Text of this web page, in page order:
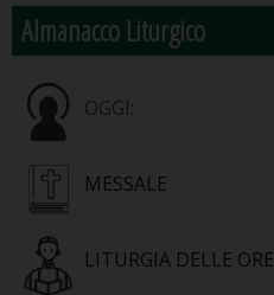
Almanacco Liturgico
OGGI:
MESSALE
LITURGIA DELLE ORE